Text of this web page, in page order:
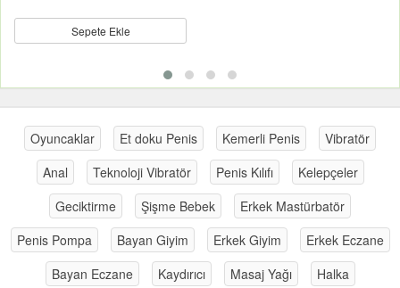
Sepete Ekle
Oyuncaklar Et doku Penis Kemerli Penis
Vibratör
Anal
Teknoloji Vibratör Penis Kılıfı
Kelepçeler
Geciktirme
Şişme Bebek
Erkek Mastürbatör
Penis Pompa
Bayan Giyim Erkek Giyim
Erkek Eczane
Bayan Eczane
Kaydırıcı Masaj Yağı Halka